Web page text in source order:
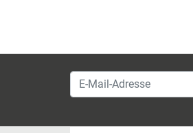
E-Mail-Adresse